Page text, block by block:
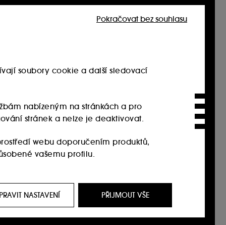
soubory cookie a další sledovací
nabízeným na stránkách a pro
stránek a nelze je deaktivovat.
webu doporučením produktů,
vašemu profilu.
našem webu, historie prohlížení a historie
PŘIJMOUT VŠE
Pokračovat bez souhlasu
NASTAVENÍ